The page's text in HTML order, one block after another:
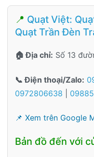
📍 Quạt Việt:
Quạt Trần Đèn
🏠 Địa chỉ: Số 13
📞 Điện thoại/Zalo:
0972806638
📌 Xem trên Google
Bản đồ đến với